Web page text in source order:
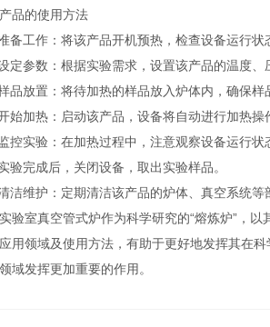
的使用方法
工作：将该产品开机预热，检查设备运行状
参数：根据实验需求，设置该产品的温度、
放置：将待加热的样品放入炉体内，确保样
加热：启动该产品，设备将自动进行加热操
实验：在加热过程中，注意观察设备运行状
完成后，关闭设备，取出实验样品。
维护：定期清洁该产品的炉体、真空系统等
室真空管式炉作为科学研究的“熔炼炉”，以
用领域及使用方法，有助于更好地发挥其在
域发挥更加重要的作用。